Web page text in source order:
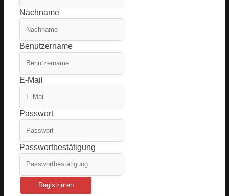
Nachname
Benutzername
E-Mail
Passwort
Passwortbestätigung
Registrieren